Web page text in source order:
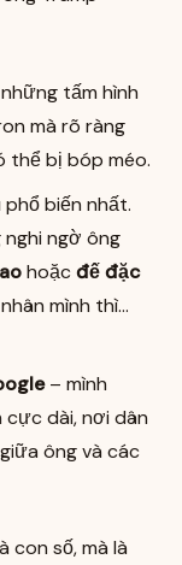
tấm hình
mà rõ ràng
thể bị bóp méo.
biến nhất.
ngờ ông
hoặcđế đặc
mình thì…
– mình
dài, nơi dân
ông và các
con số, mà là